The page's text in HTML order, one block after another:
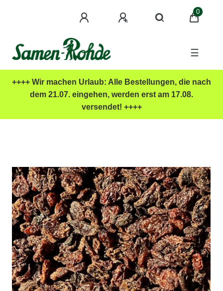
0
☰
++++ Wir machen Urlaub: Alle Bestellungen, die nach
dem 21.07. eingehen, werden erst am 17.08.
versendet! ++++